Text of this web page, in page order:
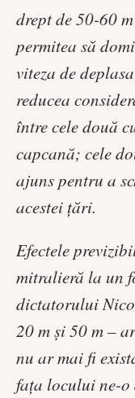
drept de 50-60
permitea să
viteza de
reducea
între cele două
capcană; cele
ajuns pentru a
acestei ţări.
Efectele
mitralieră la un
dictatorului
20 m şi 50 m –
nu ar mai fi
faţa locului ne-o